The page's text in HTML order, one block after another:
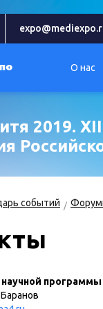
О нас
2019.
событий